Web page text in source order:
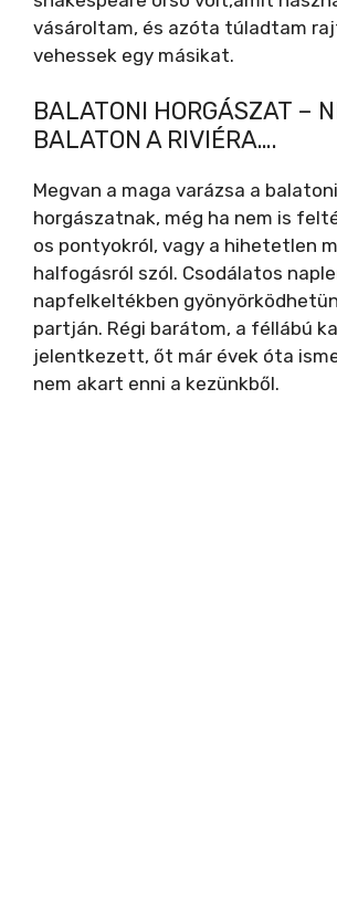
d
o
vásároltam, és azóta túladtam
vehessek egy másikat.
BALATONI HORGÁSZAT –
BALATON A RIVIÉRA….
Megvan a maga varázsa a balatoni
horgászatnak, még ha nem is
os pontyokról, vagy a hihetetlen
halfogásról szól. Csodálatos
napfelkeltékben
partján. Régi barátom, a féllábú
jelentkezett, őt már évek óta
nem akart enni a kezünkből.